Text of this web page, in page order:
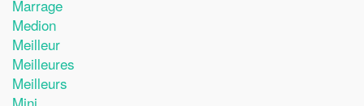
Marrage
Medion
Meilleur
Meilleures
Meilleurs